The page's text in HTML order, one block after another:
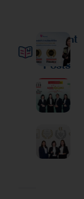
Recent
Posts